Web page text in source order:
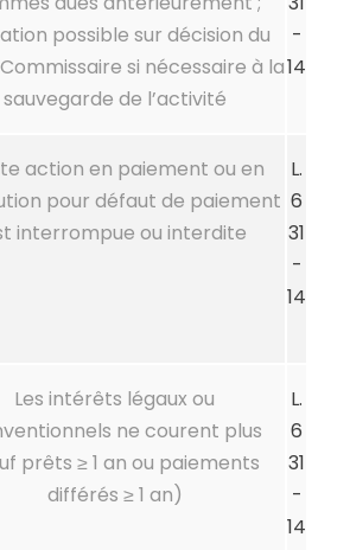
possible sur décision du
si nécessaire à la
sauvegarde de l’activité
-
14
action en paiement ou en
pour défaut de paiement
interrompue ou interdite
L.
6
31
-
14
Les intérêts légaux ou
ne courent plus
prêts ≥ 1 an ou paiements
différés ≥ 1 an)
L.
6
31
-
14